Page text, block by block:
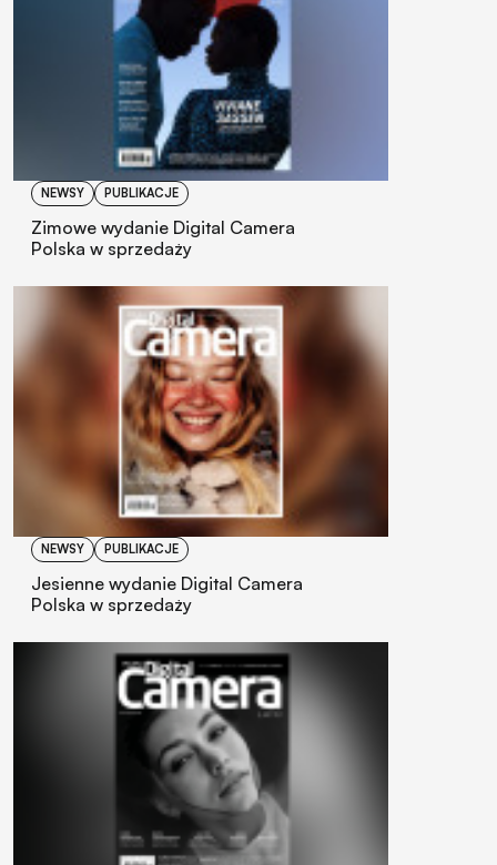
NEWSY PUBLIKACJE
Zimowe wydanie Digital Camera
Polska w sprzedaży
NEWSY PUBLIKACJE
Jesienne wydanie Digital Camera
Polska w sprzedaży